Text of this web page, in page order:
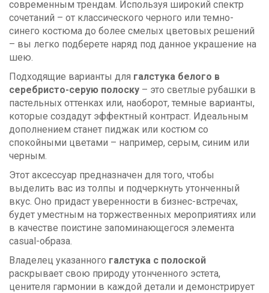
современным трендам. Используя широкий спектр
сочетаний – от классического черного или темно-
синего костюма до более смелых цветовых решений
– вы легко подберете наряд под данное украшение на
шею.
Подходящие варианты для галстука белого в
серебристо-серую полоску – это светлые рубашки в
пастельных оттенках или, наоборот, темные варианты,
которые создадут эффектный контраст. Идеальным
дополнением станет пиджак или костюм со
спокойными цветами – например, серым, синим или
черным.
Этот аксессуар предназначен для того, чтобы
выделить вас из толпы и подчеркнуть утонченный
вкус. Оно придаст уверенности в бизнес-встречах,
будет уместным на торжественных мероприятиях или
в качестве поистине запоминающегося элемента
casual-образа.
Владелец указанного галстука с полоской
раскрывает свою природу утонченного эстета,
ценителя гармонии в каждой детали и демонстрирует